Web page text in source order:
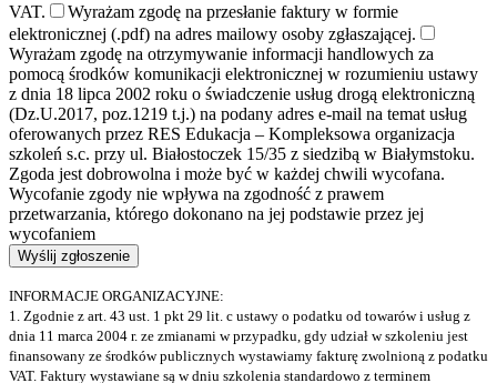
VAT.
Wyrażam zgodę na przesłanie faktury w formie
elektronicznej (.pdf) na adres mailowy osoby zgłaszającej.
Wyrażam zgodę na otrzymywanie informacji handlowych za
pomocą środków komunikacji elektronicznej w rozumieniu ustawy
z dnia 18 lipca 2002 roku o świadczenie usług drogą elektroniczną
(Dz.U.2017, poz.1219 t.j.) na podany adres e-mail na temat usług
oferowanych przez RES Edukacja – Kompleksowa organizacja
szkoleń s.c. przy ul. Białostoczek 15/35 z siedzibą w Białymstoku.
Zgoda jest dobrowolna i może być w każdej chwili wycofana.
Wycofanie zgody nie wpływa na zgodność z prawem
przetwarzania, którego dokonano na jej podstawie przez jej
wycofaniem
INFORMACJE ORGANIZACYJNE:
1. Zgodnie z art. 43 ust. 1 pkt 29 lit. c ustawy o podatku od towarów i usług z
dnia 11 marca 2004 r. ze zmianami w przypadku, gdy udział w szkoleniu jest
finansowany ze środków publicznych wystawiamy fakturę zwolnioną z podatku
VAT. Faktury wystawiane są w dniu szkolenia standardowo z terminem